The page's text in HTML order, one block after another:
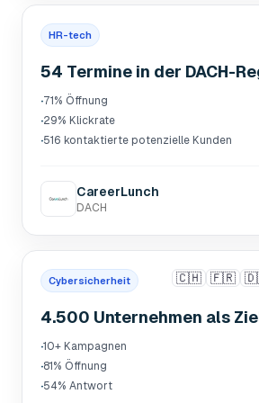
HR-tech
54 Termine in der DACH-
·71% Öffnung
·29% Klickrate
·516 kontaktierte potenzielle Kunden
CareerLunch
DACH
Cybersicherheit 🇨🇭 🇫🇷
4.500 Unternehmen als
·10+ Kampagnen
·81% Öffnung
·54% Antwort